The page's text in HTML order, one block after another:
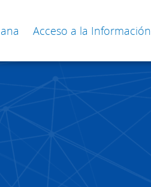
Acceso a la Información